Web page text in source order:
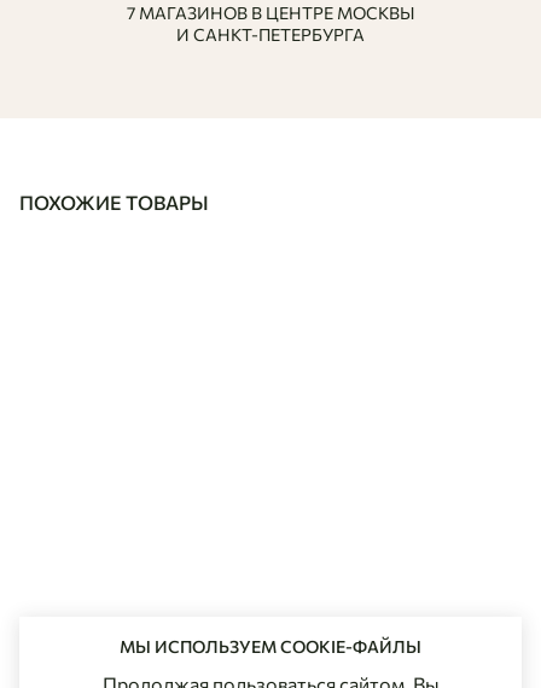
7 МАГАЗИНОВ В ЦЕНТРЕ МОСКВЫ
И САНКТ-ПЕТЕРБУРГА
ПОХОЖИЕ ТОВАРЫ
МЫ ИСПОЛЬЗУЕМ COOKIE-ФАЙЛЫ